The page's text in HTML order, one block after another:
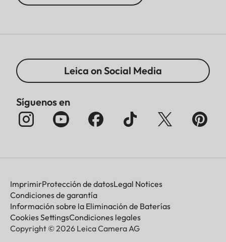
Leica on Social Media
Síguenos en
ImprimirProtección de datosLegal Notices
Condiciones de garantía
Información sobre la Eliminación de Baterías
Cookies SettingsCondiciones legales
Copyright © 2026 Leica Camera AG